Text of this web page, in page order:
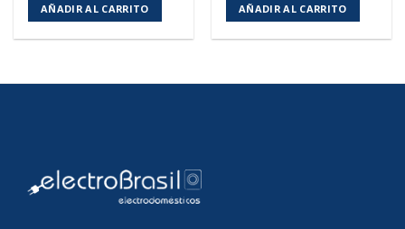
AÑADIR AL CARRITO AÑADIR AL CARRITO